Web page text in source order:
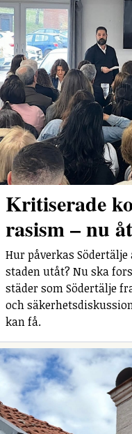
Kritiserade
rasism – nu
Hur påverkas
staden utåt? Nu ska
städer som Södertälje
och
kan få.